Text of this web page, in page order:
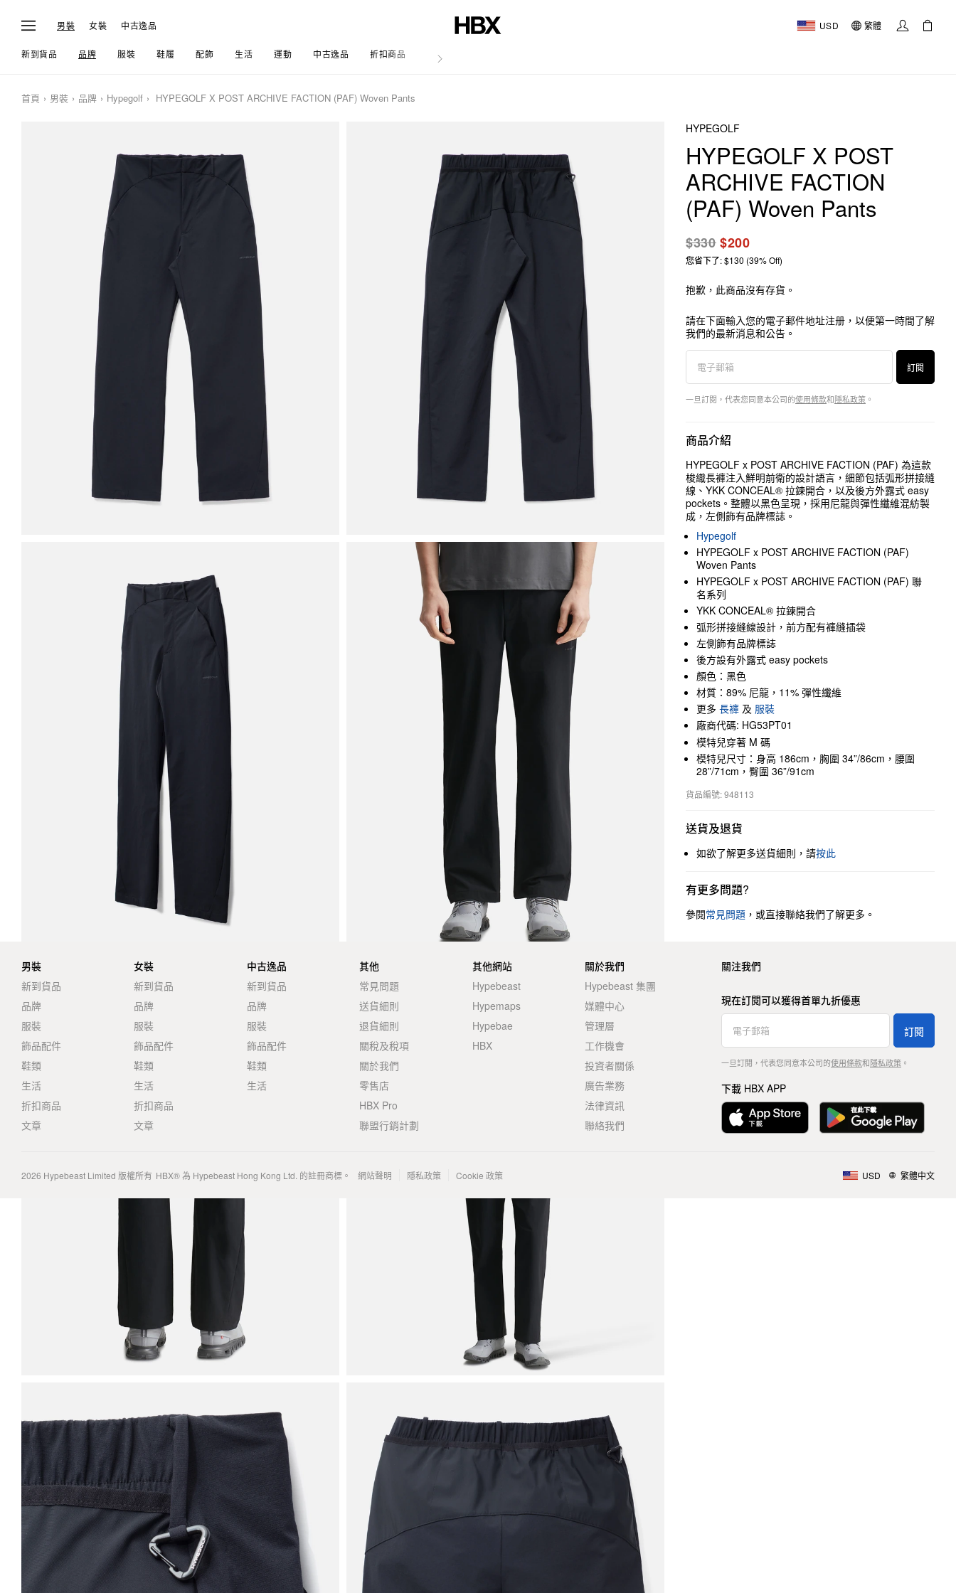
男裝 女裝 中古逸品 USD 繁體
新到貨品 品牌 服裝 鞋履 配飾 生活 運動 中古逸品 折扣商品 文章
首頁 男裝 品牌 Hypegolf HYPEGOLF X POST ARCHIVE FACTION (PAF) Woven Pants
HYPEGOLF
HYPEGOLF X POST
ARCHIVE FACTION
(PAF) Woven Pants
$330$200
您省下了: $130 (39% Off)
抱歉，此商品沒有存貨。
請在下面輸入您的電子郵件地址注册，以便第一時間了解
我們的最新消息和公告。
訂閱
一旦訂閱，代表您同意本公司的使用條款和隱私政策 。
商品介紹
HYPEGOLF x POST ARCHIVE FACTION (PAF) 為這款
梭織長褲注入鮮明前衛的設計語言，細節包括弧形拼接縫
線、YKK CONCEAL® 拉鍊開合，以及後方外露式 easy
pockets。整體以黑色呈現，採用尼龍與彈性纖維混紡製
成，左側飾有品牌標誌。
Hypegolf
HYPEGOLF x POST ARCHIVE FACTION (PAF)
Woven Pants
HYPEGOLF x POST ARCHIVE FACTION (PAF) 聯
名系列
YKK CONCEAL® 拉鍊開合
弧形拼接縫線設計，前方配有褲縫插袋
左側飾有品牌標誌
後方設有外露式 easy pockets
顏色：黑色
材質：89% 尼龍，11% 彈性纖維
更多 長褲 及 服裝
廠商代碼: HG53PT01
模特兒穿著 M 碼
模特兒尺寸：身高 186cm，胸圍 34”/86cm，腰圍
28”/71cm，臀圍 36”/91cm
貨品編號: 948113
送貨及退貨
如欲了解更多送貨細則，請按此
有更多問題?
參閱常見問題 ，或直接聯絡我們了解更多。
男裝
新到貨品
品牌
服裝
飾品配件
鞋類
生活
折扣商品
文章
女裝
新到貨品
品牌
服裝
飾品配件
鞋類
生活
折扣商品
文章
中古逸品
新到貨品
品牌
服裝
飾品配件
鞋類
生活
其他
常見問題
送貨細則
退貨細則
關稅及稅項
關於我們
零售店
HBX Pro
聯盟行銷計劃
其他網站
Hypebeast
Hypemaps
Hypebae
HBX
關於我們
Hypebeast 集團
媒體中心
管理層
工作機會
投資者關係
廣告業務
法律資訊
聯絡我們
關注我們
現在訂閱可以獲得首單九折優惠
訂閱
一旦訂閱，代表您同意本公司的使用條款和隱私政策。
下載 HBX APP
2026 Hypebeast Limited 版權所有 HBX® 為 Hypebeast Hong Kong Ltd. 的註冊商標。 網站聲明 隱私政策 Cookie 政策 USD 繁體中文